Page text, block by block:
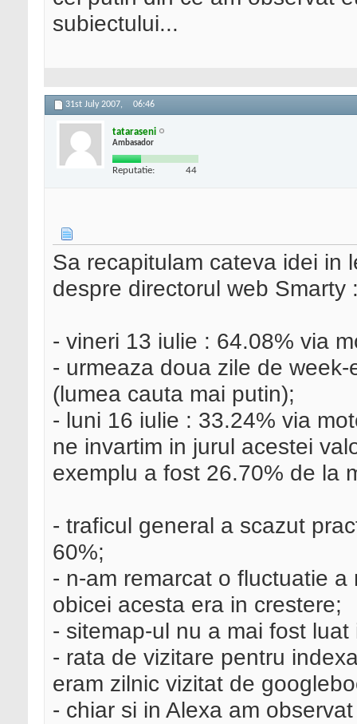
subiectului...
31st July 2007, 06:46
tataraseni
Ambasador
Reputatie: 44
Sa recapitulam cateva idei in
despre directorul web Smarty
- vineri 13 iulie : 64.08% via
- urmeaza doua zile de
(lumea cauta mai putin);
- luni 16 iulie : 33.24% via
ne invartim in jurul acestei
exemplu a fost 26.70% de la
- traficul general a scazut
60%;
- n-am remarcat o fluctuatie
obicei acesta era in crestere;
- sitemap-ul nu a mai fost
- rata de vizitare pentru
eram zilnic vizitat de
- chiar si in Alexa am